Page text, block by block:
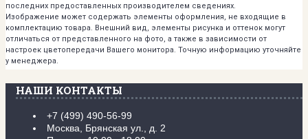
последних предоставленных производителем сведениях.
Изображение может содержать элементы оформления, не входящие в
комплектацию товара. Внешний вид, элементы рисунка и оттенок могут
отличаться от представленного на фото, а также в зависимости от
настроек цветопередачи Вашего монитора. Точную информацию уточняйте
у менеджера.
НАШИ КОНТАКТЫ
+7 (499) 490-56-99
Москва, Брянская ул., д. 2